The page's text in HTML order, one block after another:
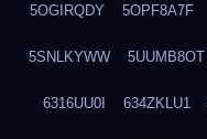
5OGIRQDY 5OPF8A7F
5SNLKYWW 5UUMB8OT
6316UU0I 634ZKLU1